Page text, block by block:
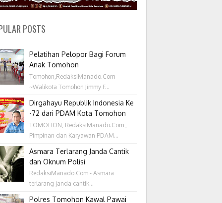
POSTS
Pelatihan Pelopor Bagi Forum
Anak Tomohon
Tomohon,RedaksiManado.Com
~Walikota Tomohon Jimmy F...
Dirgahayu Republik Indonesia Ke
-72 dari PDAM Kota Tomohon
TOMOHON, RedaksiManado.Com ,
Pimpinan dan Karyawan PDAM...
Asmara Terlarang Janda Cantik
dan Oknum Polisi
RedaksiManado.Com - Asmara
terlarang janda cantik...
Polres Tomohon Kawal Pawai